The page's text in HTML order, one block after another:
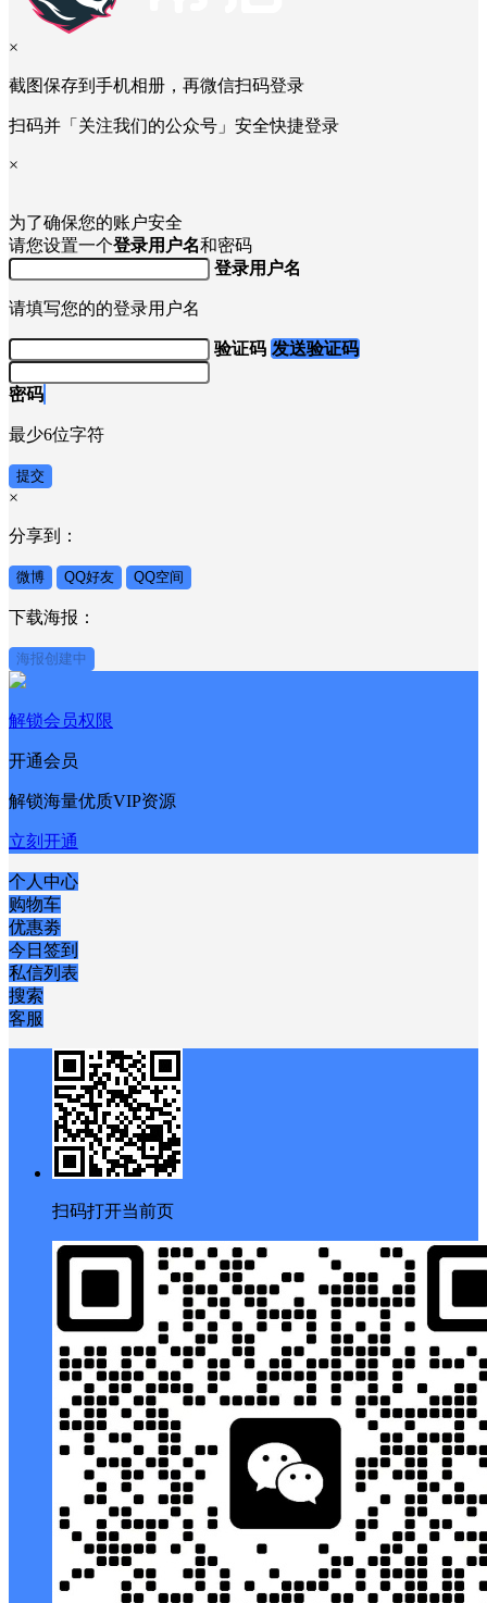
×
截图保存到手机相册，再微信扫码登录
扫码并「关注我们的公众号」安全快捷登录
×
为了确保您的账户安全
请您设置一个登录用户名和密码
登录用户名
请填写您的的登录用户名
验证码 发送验证码
密码
最少6位字符
提交
×
分享到：
微博 QQ好友 QQ空间
下载海报：
海报创建中
解锁会员权限
开通会员
解锁海量优质VIP资源
立刻开通
个人中心
购物车
优惠劵
今日签到
私信列表
搜索
客服
扫码打开当前页